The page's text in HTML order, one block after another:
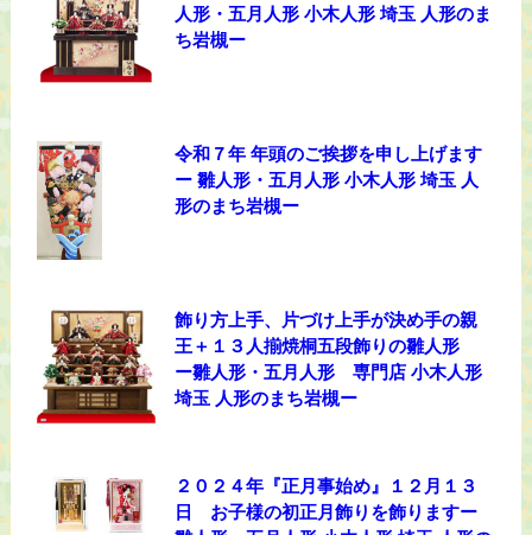
人形・五月人形 小木人形 埼玉 人形のま
ち岩槻ー
令和７年 年頭のご挨拶を申し上げます
ー 雛人形・五月人形 小木人形 埼玉 人
形のまち岩槻ー
飾り方上手、片づけ上手が決め手の親
王＋１３人揃焼桐五段飾りの雛人形
ー雛人形・五月人形 専門店 小木人形
埼玉 人形のまち岩槻ー
２０２４年『正月事始め』１２月１３
日 お子様の初正月飾りを飾りますー